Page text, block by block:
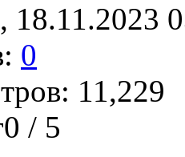
, 18.11.2023
0
11,229
/ 5